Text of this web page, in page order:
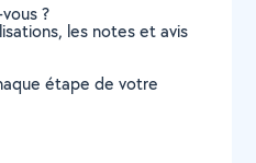
?
les notes et avis
étape de votre